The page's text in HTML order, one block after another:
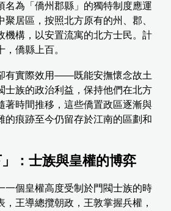
名為「僑州郡縣」的獨特制度應運
居區，按照北方原有的州、郡、
機構，以安置流寓的北方士民。計
僑縣上百。
有實際效用——既能安撫懷念故土
士族的政治利益，保持他們在北方
著時間推移，這些僑置政區逐漸與
的痕跡至今仍留存於江南的區劃和
」：士族與皇權的博弈
一個皇權高度受制於門閥士族的時
王導總攬朝政，王敦掌握兵權，